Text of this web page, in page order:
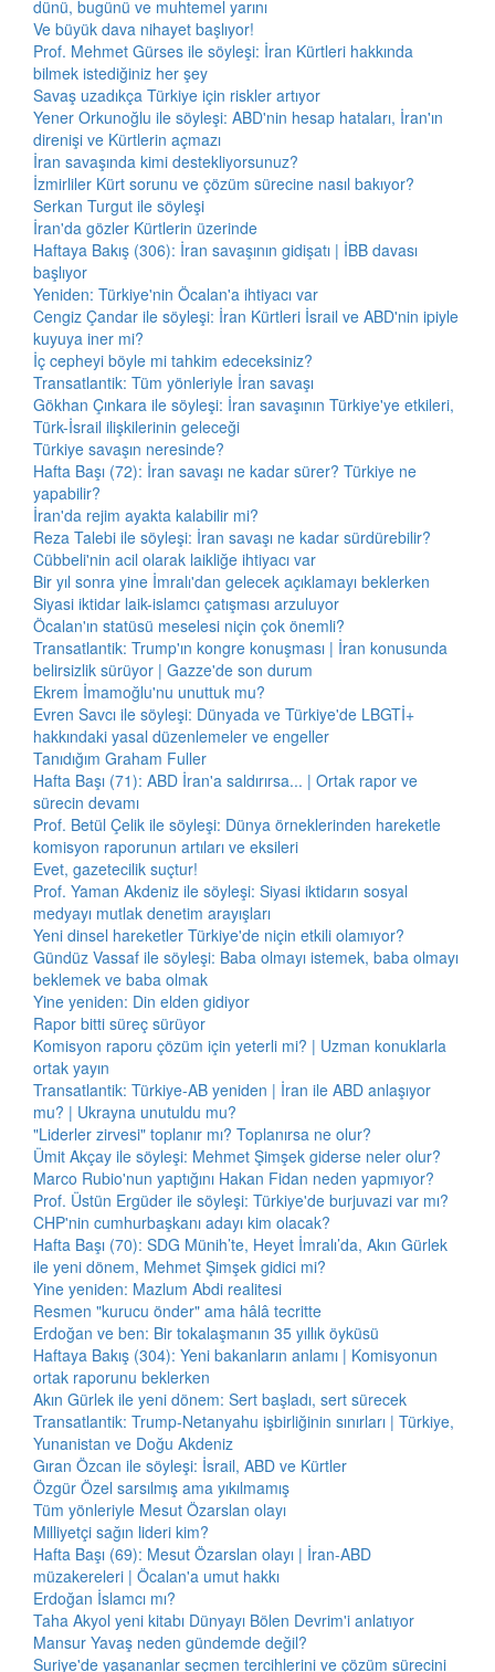
dünü, bugünü ve muhtemel yarını
Ve büyük dava nihayet başlıyor!
Prof. Mehmet Gürses ile söyleşi: İran Kürtleri hakkında
bilmek istediğiniz her şey
Savaş uzadıkça Türkiye için riskler artıyor
Yener Orkunoğlu ile söyleşi: ABD'nin hesap hataları, İran'ın
direnişi ve Kürtlerin açmazı
İran savaşında kimi destekliyorsunuz?
İzmirliler Kürt sorunu ve çözüm sürecine nasıl bakıyor?
Serkan Turgut ile söyleşi
İran'da gözler Kürtlerin üzerinde
Haftaya Bakış (306): İran savaşının gidişatı | İBB davası
başlıyor
Yeniden: Türkiye'nin Öcalan'a ihtiyacı var
Cengiz Çandar ile söyleşi: İran Kürtleri İsrail ve ABD'nin ipiyle
kuyuya iner mi?
İç cepheyi böyle mi tahkim edeceksiniz?
Transatlantik: Tüm yönleriyle İran savaşı
Gökhan Çınkara ile söyleşi: İran savaşının Türkiye'ye etkileri,
Türk-İsrail ilişkilerinin geleceği
Türkiye savaşın neresinde?
Hafta Başı (72): İran savaşı ne kadar sürer? Türkiye ne
yapabilir?
İran'da rejim ayakta kalabilir mi?
Reza Talebi ile söyleşi: İran savaşı ne kadar sürdürebilir?
Cübbeli'nin acil olarak laikliğe ihtiyacı var
Bir yıl sonra yine İmralı'dan gelecek açıklamayı beklerken
Siyasi iktidar laik-islamcı çatışması arzuluyor
Öcalan'ın statüsü meselesi niçin çok önemli?
Transatlantik: Trump'ın kongre konuşması | İran konusunda
belirsizlik sürüyor | Gazze'de son durum
Ekrem İmamoğlu'nu unuttuk mu?
Evren Savcı ile söyleşi: Dünyada ve Türkiye'de LBGTİ+
hakkındaki yasal düzenlemeler ve engeller
Tanıdığım Graham Fuller
Hafta Başı (71): ABD İran'a saldırırsa... | Ortak rapor ve
sürecin devamı
Prof. Betül Çelik ile söyleşi: Dünya örneklerinden hareketle
komisyon raporunun artıları ve eksileri
Evet, gazetecilik suçtur!
Prof. Yaman Akdeniz ile söyleşi: Siyasi iktidarın sosyal
medyayı mutlak denetim arayışları
Yeni dinsel hareketler Türkiye'de niçin etkili olamıyor?
Gündüz Vassaf ile söyleşi: Baba olmayı istemek, baba olmayı
beklemek ve baba olmak
Yine yeniden: Din elden gidiyor
Rapor bitti süreç sürüyor
Komisyon raporu çözüm için yeterli mi? | Uzman konuklarla
ortak yayın
Transatlantik: Türkiye-AB yeniden | İran ile ABD anlaşıyor
mu? | Ukrayna unutuldu mu?
"Liderler zirvesi" toplanır mı? Toplanırsa ne olur?
Ümit Akçay ile söyleşi: Mehmet Şimşek giderse neler olur?
Marco Rubio'nun yaptığını Hakan Fidan neden yapmıyor?
Prof. Üstün Ergüder ile söyleşi: Türkiye'de burjuvazi var mı?
CHP'nin cumhurbaşkanı adayı kim olacak?
Hafta Başı (70): SDG Münih’te, Heyet İmralı’da, Akın Gürlek
ile yeni dönem, Mehmet Şimşek gidici mi?
Yine yeniden: Mazlum Abdi realitesi
Resmen "kurucu önder" ama hâlâ tecritte
Erdoğan ve ben: Bir tokalaşmanın 35 yıllık öyküsü
Haftaya Bakış (304): Yeni bakanların anlamı | Komisyonun
ortak raporunu beklerken
Akın Gürlek ile yeni dönem: Sert başladı, sert sürecek
Transatlantik: Trump-Netanyahu işbirliğinin sınırları | Türkiye,
Yunanistan ve Doğu Akdeniz
Gıran Özcan ile söyleşi: İsrail, ABD ve Kürtler
Özgür Özel sarsılmış ama yıkılmamış
Tüm yönleriyle Mesut Özarslan olayı
Milliyetçi sağın lideri kim?
Hafta Başı (69): Mesut Özarslan olayı | İran-ABD
müzakereleri | Öcalan'a umut hakkı
Erdoğan İslamcı mı?
Taha Akyol yeni kitabı Dünyayı Bölen Devrim'i anlatıyor
Mansur Yavaş neden gündemde değil?
Suriye'de yaşananlar seçmen tercihlerini ve çözüm sürecini